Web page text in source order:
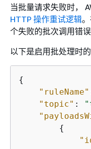
当批量请求失败时，
HTTP 操作重试逻辑
个失败的批次调用错误
以下是启用批处理时
{
"ruleName"
"topic" :
{